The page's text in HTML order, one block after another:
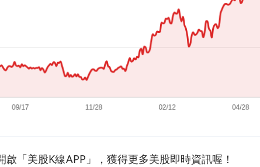
啟「美股K線APP」，獲得更多美股即時資訊喔！